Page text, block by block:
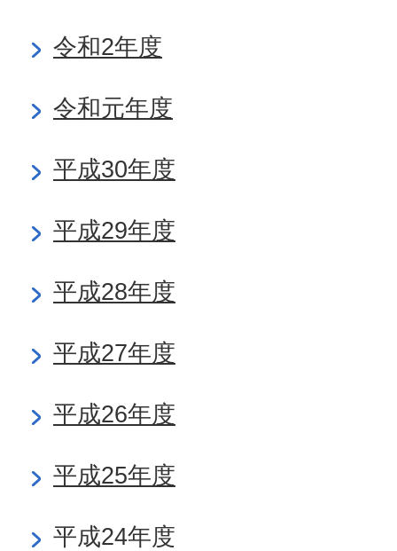
令和2年度
令和元年度
平成30年度
平成29年度
平成28年度
平成27年度
平成26年度
平成25年度
平成24年度